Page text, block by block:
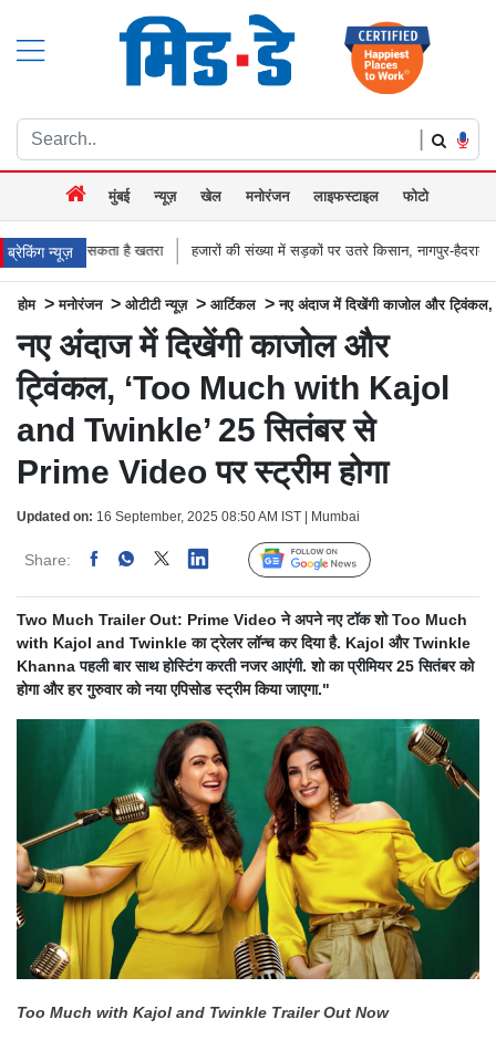
|
मुंबई न्यूज़ खेल मनोरंजन लाइफस्टाइल फोटो
ब्रेकिंग न्यूज़
खतरा हजारों की संख्या में सड़कों पर उतरे किसान, नागपुर-हैदराबाद राजमार्ग किया जाम,
होम >मनोरंजन > ओटीटी न्यूज़ > आर्टिकल >नए अंदाज में दिखेंगी काजोल और
नए अंदाज में दिखेंगी काजोल और
ट्विंकल, ‘Too Much with Kajol
and Twinkle’ 25 सितंबर से
Prime Video पर स्ट्रीम होगा
Updated on: 16 September, 2025 08:50 AM IST | Mumbai
Share: Linked Follow Us
Two Much Trailer Out: Prime Video ने अपने नए टॉक शो Too Much
with Kajol and Twinkle का ट्रेलर लॉन्च कर दिया है. Kajol और Twinkle
Khanna पहली बार साथ होस्टिंग करती नजर आएंगी. शो का प्रीमियर 25 सितंबर को
होगा और हर गुरुवार को नया एपिसोड स्ट्रीम किया जाएगा."
Too Much with Kajol and Twinkle Trailer Out Now